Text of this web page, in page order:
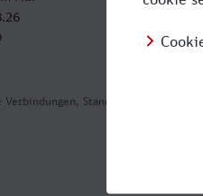
Verbindungen, Stand: 2026-08-03 00:40
20:50